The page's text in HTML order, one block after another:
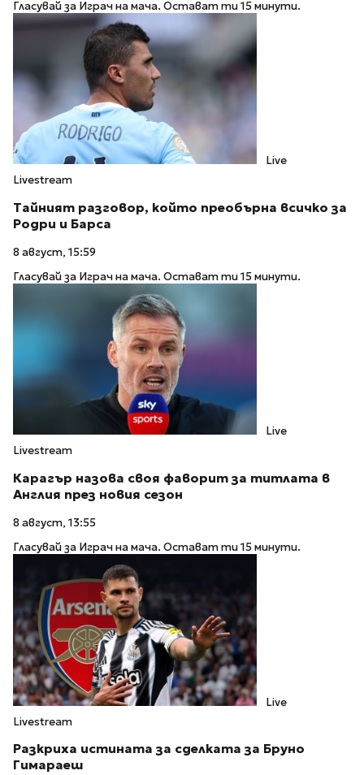
Гласувай за Играч на мача. Остават ти 15 минути.
Live
Livestream
Тайният разговор, който преобърна всичко за
Родри и Барса
8 август, 15:59
Гласувай за Играч на мача. Остават ти 15 минути.
Live
Livestream
Карагър назова своя фаворит за титлата в
Англия през новия сезон
8 август, 13:55
Гласувай за Играч на мача. Остават ти 15 минути.
Live
Livestream
Разкриха истината за сделката за Бруно
Гимараеш